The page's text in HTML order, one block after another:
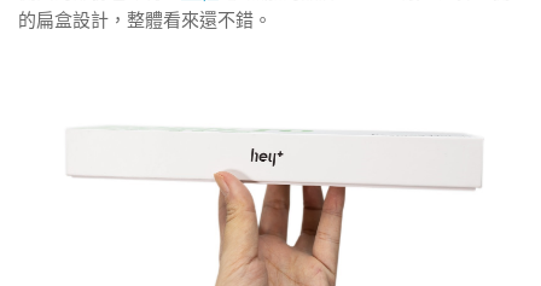
的扁盒設計，整體看來還不錯。